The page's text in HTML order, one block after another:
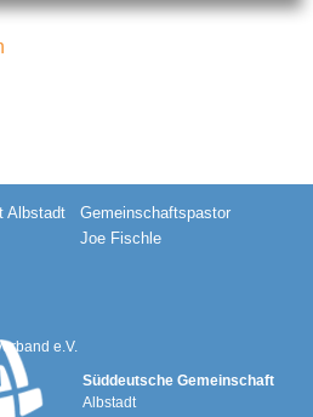
Albstadt
Gemeinschaftspastor
Joe Fischle
e.V.
Süddeutsche Gemeinschaft
Albstadt